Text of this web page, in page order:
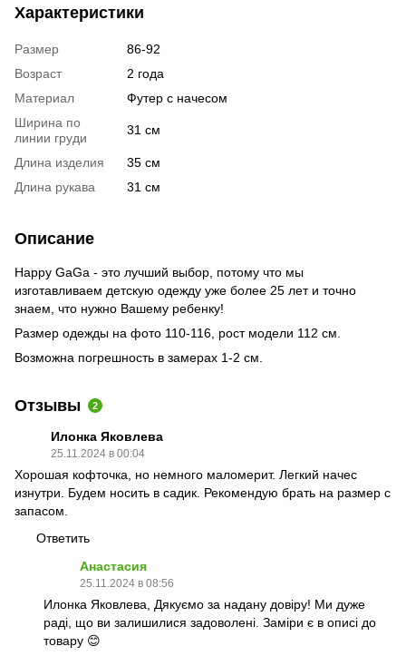
Характеристики
Размер
86-92
Возраст
2 года
Материал
Футер с начесом
Ширина по
линии груди
31 см
Длина изделия
35 см
Длина рукава
31 см
Описание
Happy GaGa - это лучший выбор, потому что мы
изготавливаем детскую одежду уже более 25 лет и точно
знаем, что нужно Вашему ребенку!
Размер одежды на фото 110-116, рост модели 112 см.
Возможна погрешность в замерах 1-2 см.
Отзывы 2
Илонка Яковлева
25.11.2024 в 00:04
Хорошая кофточка, но немного маломерит. Легкий начес
изнутри. Будем носить в садик. Рекомендую брать на размер с
запасом.
Ответить
Анастасия
25.11.2024 в 08:56
Илонка Яковлева, Дякуємо за надану довіру! Ми дуже
раді, що ви залишилися задоволені. Заміри є в описі до
товару 😊